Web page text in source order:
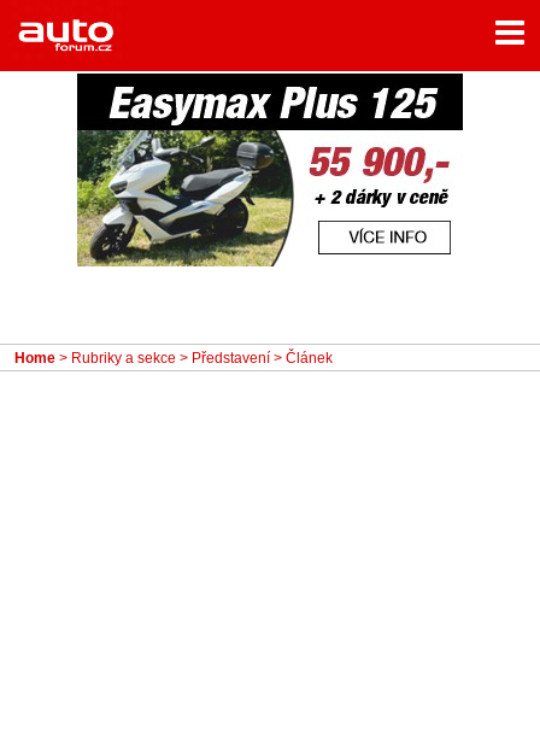
Home
Rubriky
- Jízdní dojmy a další testy
- Bleskovky
- Život řidiče
Home > Rubriky a sekce > Představení > Článek